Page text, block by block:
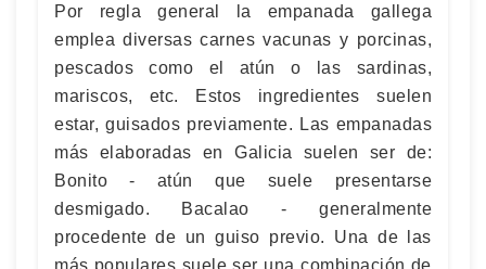
Por regla general la empanada gallega
emplea diversas carnes vacunas y porcinas,
pescados como el atún o las sardinas,
mariscos, etc. Estos ingredientes suelen
estar, guisados previamente. Las empanadas
más elaboradas en Galicia suelen ser de:
Bonito - atún que suele presentarse
desmigado. Bacalao - generalmente
procedente de un guiso previo. Una de las
más populares suele ser una combinación de